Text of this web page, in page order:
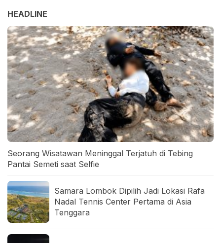
HEADLINE
Seorang Wisatawan Meninggal Terjatuh di Tebing
Pantai Semeti saat Selfie
Samara Lombok Dipilih Jadi Lokasi Rafa
Nadal Tennis Center Pertama di Asia
Tenggara